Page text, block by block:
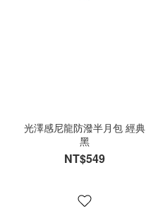
光澤感尼龍防潑半月包 經典
黑
NT$549